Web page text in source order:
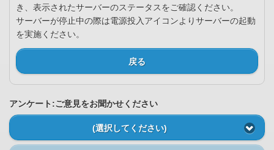
き、表示されたサーバーのステータスをご確認ください。
サーバーが停止中の際は電源投入アイコンよりサーバーの起動
を実施ください。
戻る
アンケート:ご意見をお聞かせください
(選択してください)